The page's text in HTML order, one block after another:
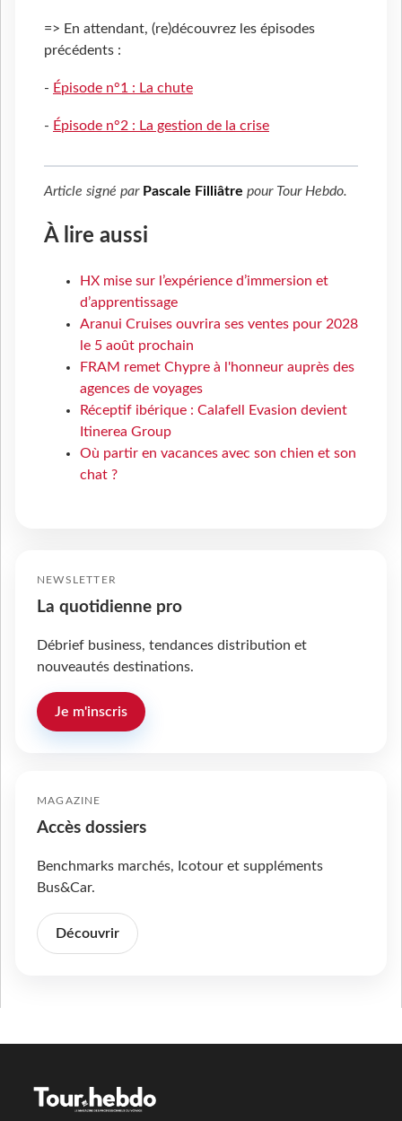
=> En attendant, (re)découvrez les épisodes
précédents :
- Épisode n°1 : La chute
- Épisode n°2 : La gestion de la crise
Article signé par Pascale Filliâtre pour Tour Hebdo.
À lire aussi
HX mise sur l’expérience d’immersion et
d’apprentissage
Aranui Cruises ouvrira ses ventes pour 2028
le 5 août prochain
FRAM remet Chypre à l'honneur auprès des
agences de voyages
Réceptif ibérique : Calafell Evasion devient
Itinerea Group
Où partir en vacances avec son chien et son
chat ?
NEWSLETTER
La quotidienne pro
Débrief business, tendances distribution et
nouveautés destinations.
Je m'inscris
MAGAZINE
Accès dossiers
Benchmarks marchés, Icotour et suppléments
Bus&Car.
Découvrir